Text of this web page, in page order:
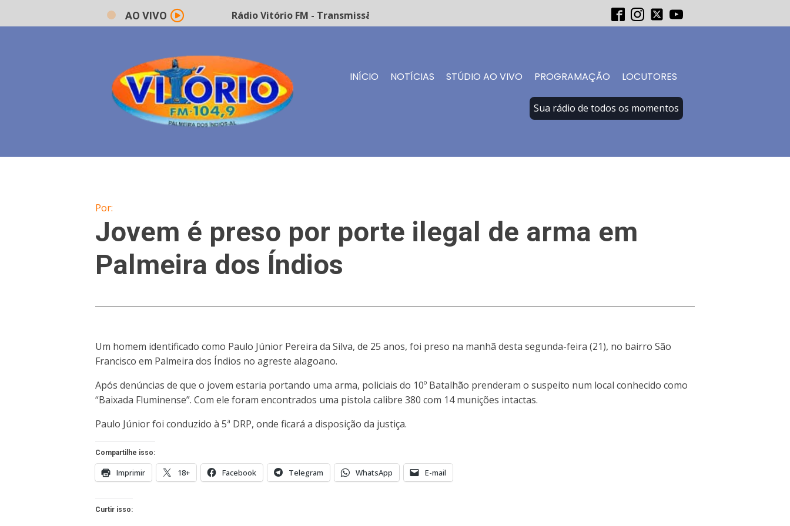
AO VIVO Rádio Vitório FM - Transmissão ao vivo
INÍCIO NOTÍCIAS STÚDIO AO VIVO PROGRAMAÇÃO LOCUTORES
Sua rádio de todos os momentos
Por:
Jovem é preso por porte ilegal de arma em
Palmeira dos Índios
Um homem identificado como Paulo Júnior Pereira da Silva, de 25 anos, foi preso na manhã desta segunda-feira (21), no bairro São
Francisco em Palmeira dos Índios no agreste alagoano.
Após denúncias de que o jovem estaria portando uma arma, policiais do 10º Batalhão prenderam o suspeito num local conhecido como
“Baixada Fluminense”. Com ele foram encontrados uma pistola calibre 380 com 14 munições intactas.
Paulo Júnior foi conduzido à 5ª DRP, onde ficará a disposição da justiça.
Compartilhe isso:
Imprimir 18+ Facebook Telegram WhatsApp E-mail
Curtir isso: